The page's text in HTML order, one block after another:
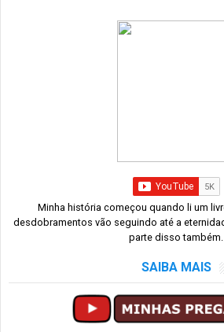
Minha história começou quando li um
desdobramentos vão seguindo até a
parte disso também.
SAIBA MAIS